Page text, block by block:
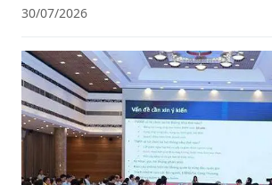
30/07/2026